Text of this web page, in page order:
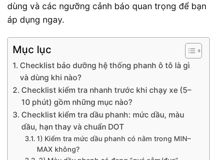
dùng và các ngưỡng cảnh báo quan trọng để bạn
áp dụng ngay.
Mục lục
Checklist bảo dưỡng hệ thống phanh ô tô là gì
và dùng khi nào?
Checklist kiểm tra nhanh trước khi chạy xe (5–
10 phút) gồm những mục nào?
Checklist kiểm tra dầu phanh: mức dầu, màu
dầu, hạn thay và chuẩn DOT
1) Kiểm tra mức dầu phanh có nằm trong MIN–
MAX không?